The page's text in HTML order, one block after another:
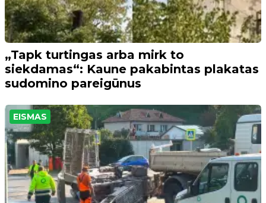
„Tapk turtingas arba mirk to
siekdamas“: Kaune pakabintas plakatas
sudomino pareigūnus
EISMAS